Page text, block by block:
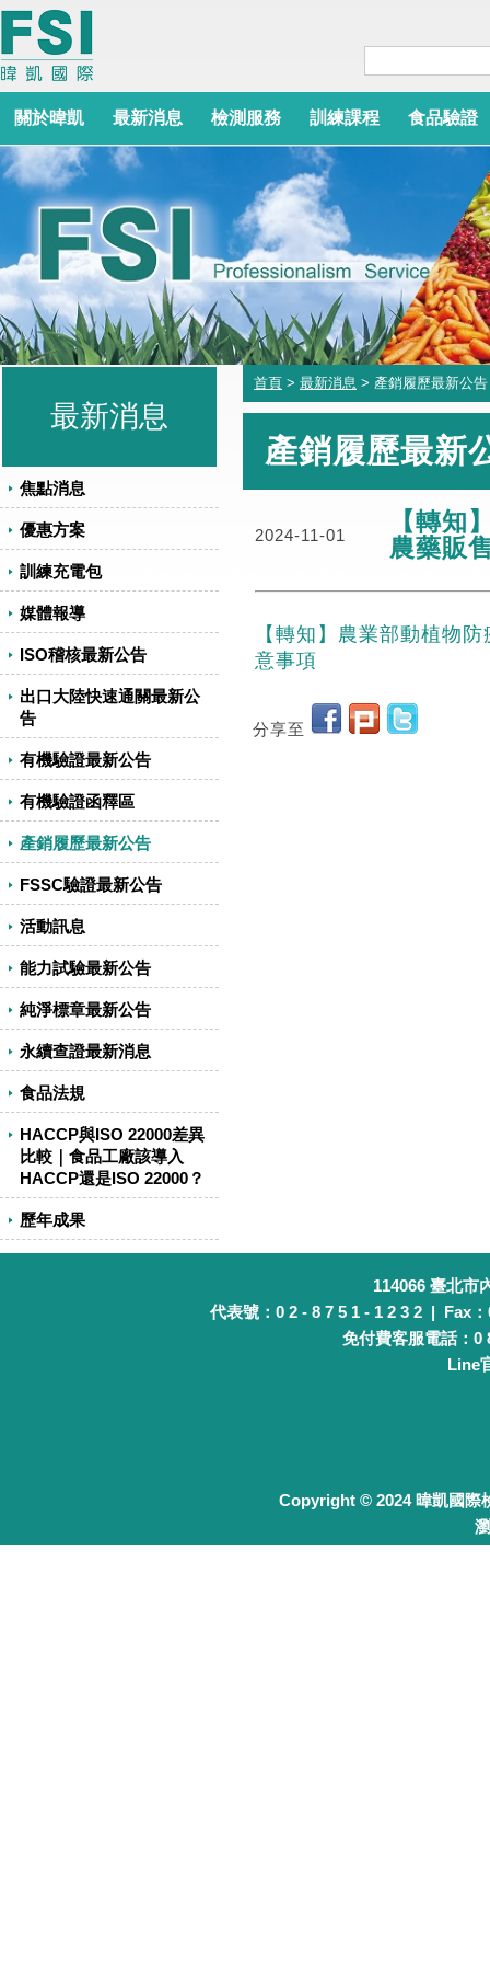
關於暐凱 最新消息 檢測服務 訓練課程 食品驗證
最新消息
焦點消息
優惠方案
訓練充電包
媒體報導
ISO稽核最新公告
出口大陸快速通關最新公
告
有機驗證最新公告
有機驗證函釋區
產銷履歷最新公告
FSSC驗證最新公告
活動訊息
能力試驗最新公告
純淨標章最新公告
永續查證最新消息
食品法規
HACCP與ISO 22000差異
比較｜食品工廠該導入
HACCP還是ISO 22000？
歷年成果
首頁 > 最新消息 > 產銷履歷最新公告
產銷履歷最新
2024-11-01
【轉知
農藥販
【轉知】農業部動植物
意事項
分享至
114066 臺北市
代表號：0 2 - 8 7 5 1 - 1 2 3 2 | Fax
免付費客服電話：0
Line
Copyright © 2024 暐凱國際